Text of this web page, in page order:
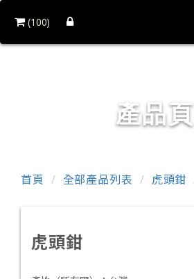
(100)
產品頁
首頁 全部產品列表 虎頭鉗
虎頭鉗